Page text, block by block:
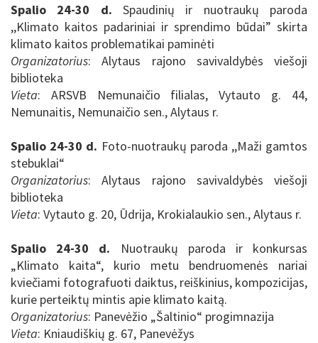
Spalio 24-30 d. Spaudinių ir nuotraukų paroda
,,Klimato kaitos padariniai ir sprendimo būdai” skirta
klimato kaitos problematikai paminėti
Organizatorius:Alytaus rajono savivaldybės viešoji
biblioteka
Vieta: ARSVB Nemunaičio filialas, Vytauto g. 44,
Nemunaitis, Nemunaičio sen., Alytaus r.
Spalio 24-30 d. Foto-nuotraukų paroda ,,Maži gamtos
stebuklai“
Organizatorius: Alytaus rajono savivaldybės viešoji
biblioteka
Vieta: Vytauto g. 20, Ūdrija, Krokialaukio sen., Alytaus r.
Spalio 24-30 d. Nuotraukų paroda ir konkursas
„Klimato kaita“, kurio metu bendruomenės nariai
kviečiami fotografuoti daiktus, reiškinius, kompozicijas,
kurie perteiktų mintis apie klimato kaitą.
Organizatorius: Panevėžio „Šaltinio“ progimnazija
Vieta: Kniaudiškių g. 67, Panevėžys